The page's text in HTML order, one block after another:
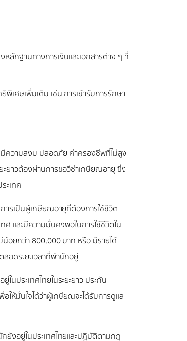
ลักฐานทางการเงินและเอกสารต่าง ๆ ที่
เศษเพิ่มเติม เช่น การเข้ารับการรักษา
มีความสงบ ปลอดภัย ค่าครองชีพที่ไม่สูง
ะยาวต้องผ่านการขอวีซ่าเกษียณอายุ ซึ่ง
ะเทศ
ารเป็นผู้เกษียณอายุที่ต้องการใช้ชีวิต
ศ และมีความมั่นคงพอในการใช้ชีวิตใน
น้อยกว่า 800,000 บาท หรือ มีรายได้
ลอดระยะเวลาที่พำนักอยู่
นประเทศไทยในระยะยาว ประกัน
ห้มั่นใจได้ว่าผู้เกษียณจะได้รับการดูแล
งอยู่ในประเทศไทยและปฏิบัติตามกฎ